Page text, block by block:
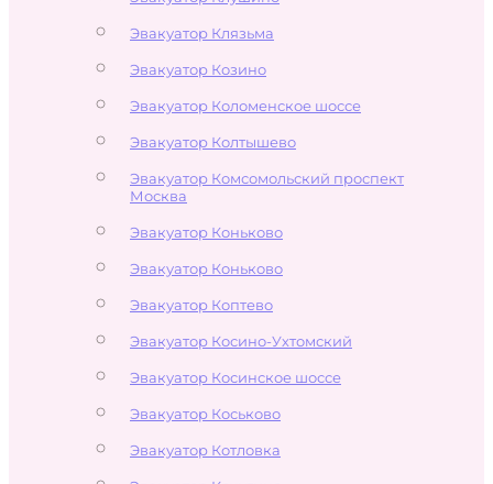
Эвакуатор Клязьма
Эвакуатор Козино
Эвакуатор Коломенское шоссе
Эвакуатор Колтышево
Эвакуатор Комсомольский проспект
Москва
Эвакуатор Коньково
Эвакуатор Коньково
Эвакуатор Коптево
Эвакуатор Косино-Ухтомский
Эвакуатор Косинское шоссе
Эвакуатор Коськово
Эвакуатор Котловка